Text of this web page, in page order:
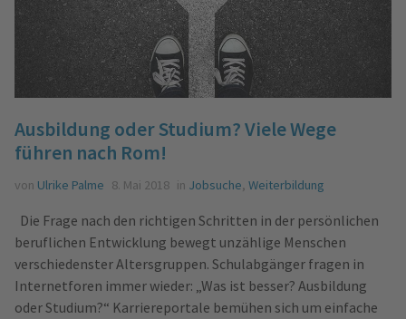
Ausbildung oder Studium? Viele Wege
führen nach Rom!
von Ulrike Palme 8. Mai 2018 in Jobsuche, Weiterbildung
Die Frage nach den richtigen Schritten in der persönlichen
beruflichen Entwicklung bewegt unzählige Menschen
verschiedenster Altersgruppen. Schulabgänger fragen in
Internetforen immer wieder: „Was ist besser? Ausbildung
oder Studium?“ Karriereportale bemühen sich um einfache